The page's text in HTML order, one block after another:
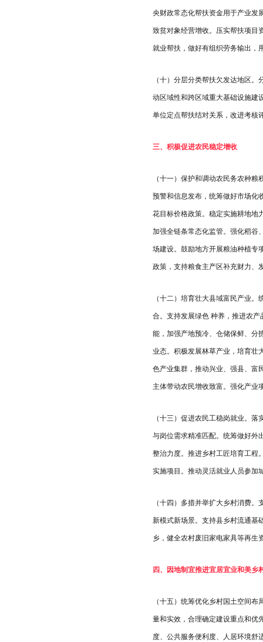
央财政常态化帮扶资金用于产业发
致贫对象经营增收。压实帮扶项目
就业帮扶，做好有组织劳务输出，
（十）分层分类帮扶欠发达地区
动区域性和跨区域重大基础设施建
单位定点帮扶结对关系，改进考核
三、积极促进农民稳定增收
（十一）保护和调动农民务农种
预警和信息发布，统筹做好市场化
花目标价格政策。稳定实施耕地地
加强全链条常态化监管。强化稻谷
场建设。鼓励地方开展粮油种植专
政策，支持粮食主产区补充财力、
（十二）培育壮大县域富民产业
合。支持发展绿色 种养，推进农
能，加强产地预冷、仓储保鲜、分
业态。积极发展林草产业，培育壮
色产业集群，推动兴业、强县、富
主体带动农民增收致富。强化产业
（十三）促进农民工稳岗就业。
与岗位需求精准匹配。统筹做好外
整治力度。推进乡村工匠培育工程
实施项目。推动灵活就业人员参加
（十四）多措并举扩大乡村消费
新模式新场景。支持县乡村流通基
乡，健全农村废旧家电家具等再生
四、因地制宜推进宜居宜业和美乡
（十五）统筹优化乡村国土空间
量和实效，合理确定建设重点和优
度、公共服务便利度、人居环境舒